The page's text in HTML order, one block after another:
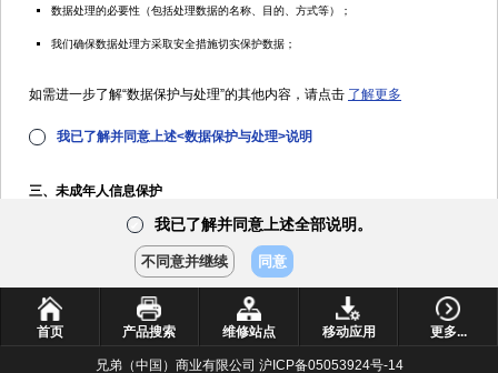
00:20
清除卡纸(原稿盖板下方)
清除卡纸(出纸托板处)
清除原稿卡纸(自动进稿器顶
首页 产品搜索 维修站点 移动应用 更多...
兄弟（中国）商业有限公司 沪ICP备05053924号-14
数据处理的必要性（包括处理数据的名称、目的、方式等）；
我们确保数据处理方采取安全措施切实保护数据；
如需进一步了解“数据保护与处理”的其他内容，请点击 了解更多
我已了解并同意上述<数据保护与处理>说明
三、未成年人信息保护
本章节内容，将主要向您阐明：未成年人（特别是未满14周岁的未成年
人）用户在使用本产品及服务前，本人及其监护人需要知晓的个人信息收
集、处理规则，包括：
未成年人使用本产品及服务，需征得其监护人同意；
我已了解并同意上述全部说明。
不同意并继续 同意